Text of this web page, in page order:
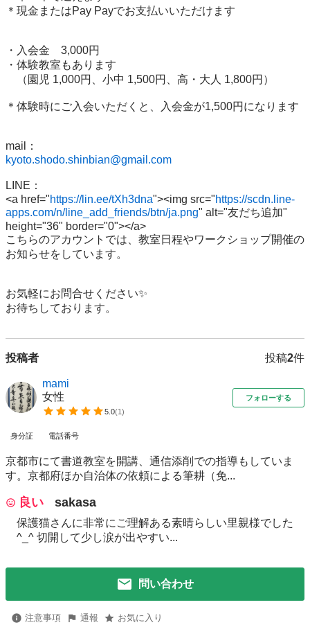
＊現金またはPay Payでお支払いいただけます
・入会金　3,000円
・体験教室もあります
（園児 1,000円、小中 1,500円、高・大人 1,800円）
＊体験時にご入会いただくと、入会金が1,500円になります
kyoto.shodo.shinbian@gmail.com
LINE：
<a href="https://lin.ee/tXh3dna"><img src="https://scdn.line-
apps.com/n/line_add_friends/btn/ja.png" alt="友だち追加"
height="36" border="0"></a>
こちらのアカウントでは、教室日程やワークショップ開催の
お知らせをしています。
お気軽にお問合せください✨
お待ちしております。
投稿者 投稿2件
mami
女性
5.0(1)
フォローする
身分証 電話番号
京都市にて書道教室を開講、通信添削での指導もしていま
す。京都府ほか自治体の依頼による筆耕（免...
良い sakasa
保護猫さんに非常にご理解ある素晴らしい里親様でした
^_^ 切開して少し涙が出やすい...
問い合わせ
注意事項 通報 お気に入り